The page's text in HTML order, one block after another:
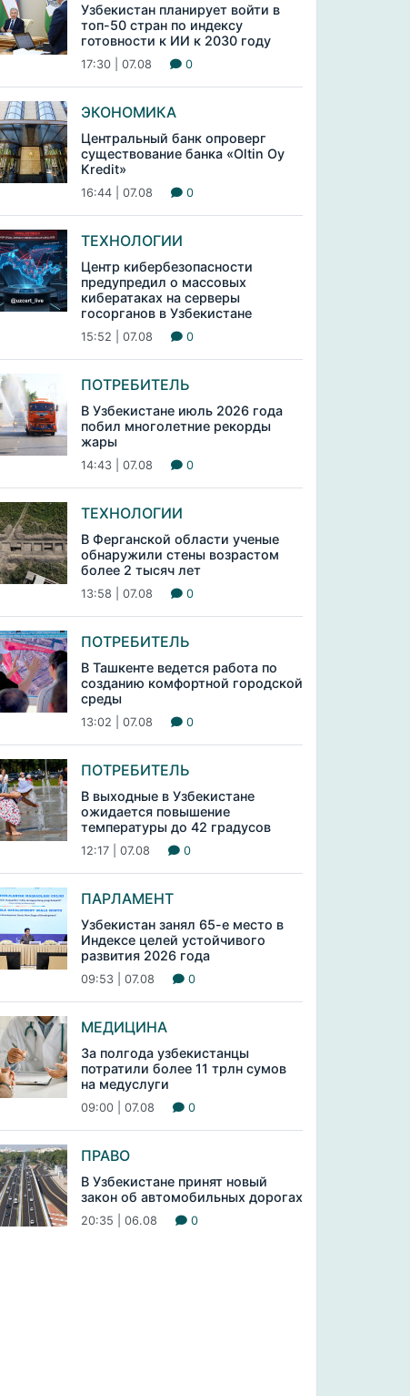
Узбекистан планирует войти в
топ-50 стран по индексу
готовности к ИИ к 2030 году
17:30 | 07.08 0
ЭКОНОМИКА
Центральный банк опроверг
существование банка «Oltin Oy
Kredit»
16:44 | 07.08 0
ТЕХНОЛОГИИ
Центр кибербезопасности
предупредил о массовых
кибератаках на серверы
госорганов в Узбекистане
15:52 | 07.08 0
ПОТРЕБИТЕЛЬ
В Узбекистане июль 2026 года
побил многолетние рекорды
жары
14:43 | 07.08 0
ТЕХНОЛОГИИ
В Ферганской области ученые
обнаружили стены возрастом
более 2 тысяч лет
13:58 | 07.08 0
ПОТРЕБИТЕЛЬ
В Ташкенте ведется работа по
созданию комфортной городской
среды
13:02 | 07.08 0
ПОТРЕБИТЕЛЬ
В выходные в Узбекистане
ожидается повышение
температуры до 42 градусов
12:17 | 07.08 0
ПАРЛАМЕНТ
Узбекистан занял 65-е место в
Индексе целей устойчивого
развития 2026 года
09:53 | 07.08 0
МЕДИЦИНА
За полгода узбекистанцы
потратили более 11 трлн сумов
на медуслуги
09:00 | 07.08 0
ПРАВО
В Узбекистане принят новый
закон об автомобильных дорогах
20:35 | 06.08 0